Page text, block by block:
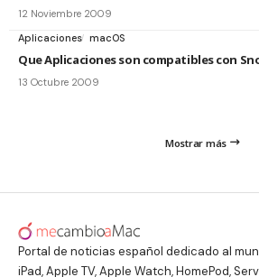
12 Noviembre 2009
Aplicaciones macOS
Que Aplicaciones son compatibles con
13 Octubre 2009
Mostrar más
Portal de noticias español dedicado al
iPad, Apple TV, Apple Watch, HomePod,